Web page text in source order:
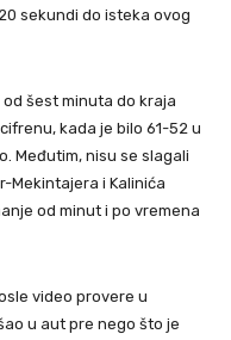
sekundi do isteka ovog
šest minuta do kraja
kada je bilo 61-52 u
Međutim, nisu se slagali
Mekintajera i Kalinića
od minut i po vremena
video provere u
u aut pre nego što je